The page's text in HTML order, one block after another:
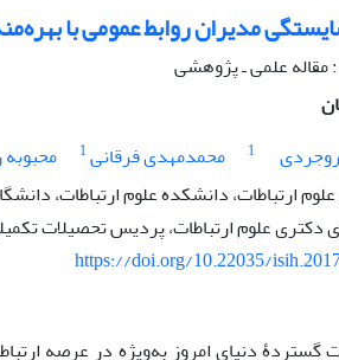
مدیران روابط عمومی با
: مقاله علمی ـ پژوهشی
1 محمدمهدی فرقانی1
ارتباطات، دانشکده علوم ارتباطات،
علوم ارتباطات، پردیس تحصیلات
https://doi.org/10.22035/
گستردۀ دنیای امروز به‌ویژه در عرصه